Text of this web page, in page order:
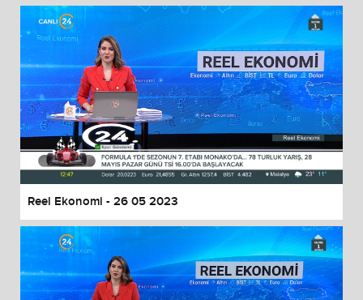
Reel Ekonomi - 26 05 2023